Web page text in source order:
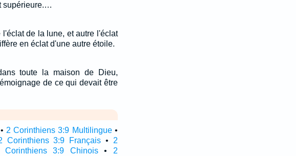
supérieure.…
de la lune, et autre l'éclat
en éclat d'une autre étoile.
toute la maison de Dieu,
de ce qui devait être
• 2 Corinthiens 3:9 Multilingue•
Corinthiens 3:9 Français • 2
Corinthiens 3:9 Chinois• 2